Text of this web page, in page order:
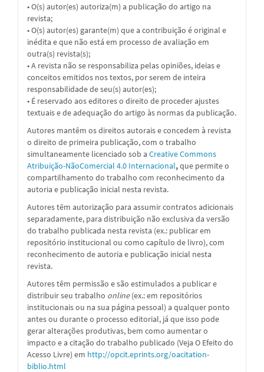
• O(s) autor(es) autoriza(m) a publicação do artigo na
revista;
• O(s) autor(es) garante(m) que a contribuição é original e
inédita e que não está em processo de avaliação em
outra(s) revista(s);
• A revista não se responsabiliza pelas opiniões, ideias e
conceitos emitidos nos textos, por serem de inteira
responsabilidade de seu(s) autor(es);
• É reservado aos editores o direito de proceder ajustes
textuais e de adequação do artigo às normas da publicação.
Autores mantêm os direitos autorais e concedem à revista
o direito de primeira publicação, com o trabalho
simultaneamente licenciado sob a Creative Commons
Atribuição-NãoComercial 4.0 Internacional,que permite o
compartilhamento do trabalho com reconhecimento da
autoria e publicação inicial nesta revista.
Autores têm autorização para assumir contratos adicionais
separadamente, para distribuição não exclusiva da versão
do trabalho publicada nesta revista (ex.: publicar em
repositório institucional ou como capítulo de livro), com
reconhecimento de autoria e publicação inicial nesta
revista.
Autores têm permissão e são estimulados a publicar e
distribuir seu trabalho online(ex.: em repositórios
institucionais ou na sua página pessoal) a qualquer ponto
antes ou durante o processo editorial, já que isso pode
gerar alterações produtivas, bem como aumentar o
impacto e a citação do trabalho publicado (Veja O Efeito do
Acesso Livre) em http://opcit.eprints.org/oacitation-
biblio.html